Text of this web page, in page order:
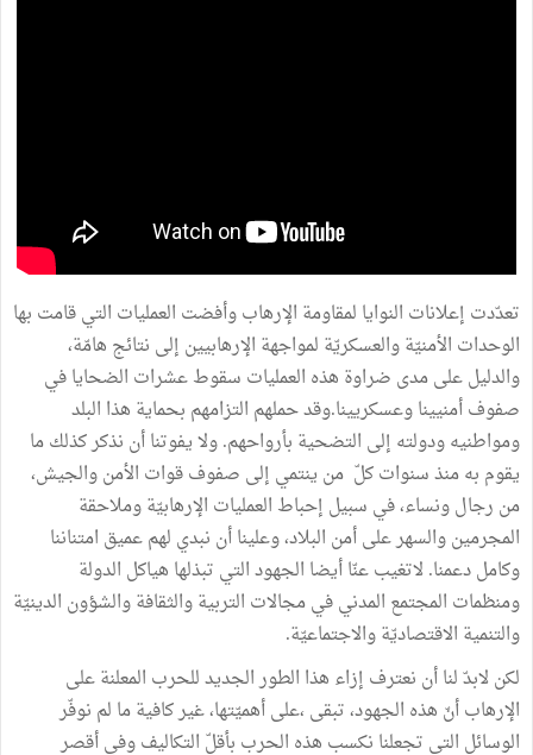
تعدّدت إعلانات النوايا لمقاومة الإرهاب وأفضت العمليات التي قامت بها
الوحدات الأمنيّة والعسكريّة لمواجهة الإرهابيين إلى نتائج هامّة،
والدليل على مدى ضراوة هذه العمليات سقوط عشرات الضحايا في
صفوف أمنيينا وعسكريينا.وقد حملهم التزامهم بحماية هذا البلد
ومواطنيه ودولته إلى التضحية بأرواحهم. ولا يفوتنا أن نذكر كذلك ما
يقوم به منذ سنوات كلّ من ينتمي إلى صفوف قوات الأمن والجيش،
من رجال ونساء، في سبيل إحباط العمليات الإرهابيّة وملاحقة
المجرمين والسهر على أمن البلاد، وعلينا أن نبدي لهم عميق امتناننا
وكامل دعمنا. لاتغيب عنّا أيضا الجهود التي تبذلها هياكل الدولة
ومنظمات المجتمع المدني في مجالات التربية والثقافة والشؤون الدينيّة
والتنمية الاقتصاديّة والاجتماعيّة.
لكن لابدّ لنا أن نعترف إزاء هذا الطور الجديد للحرب المعلنة على
الإرهاب أنّ هذه الجهود، تبقى ،على أهميّتها، غير كافية ما لم نوفّر
الوسائل التي تجعلنا نكسب هذه الحرب بأقلّ التكاليف وفي أقصر